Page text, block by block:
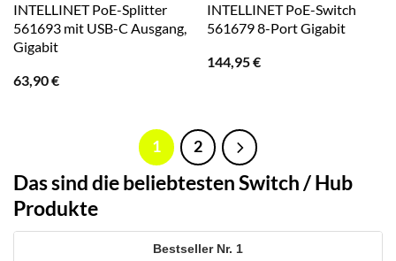
INTELLINET PoE-Splitter
561693 mit USB-C Ausgang,
Gigabit
63,90€
INTELLINET PoE-Switch
561679 8-Port Gigabit
144,95€
1 2
Das sind die beliebtesten Switch / Hub
Produkte
1